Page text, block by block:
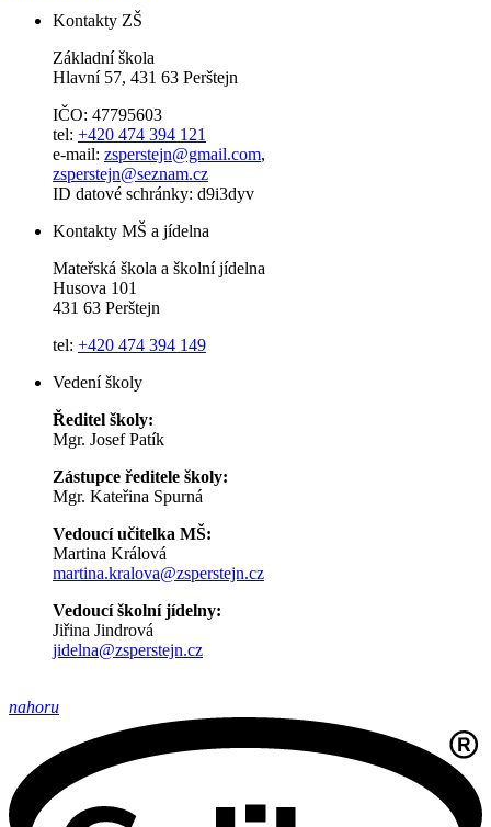
Kontakty ZŠ
Základní škola
Hlavní 57, 431 63 Perštejn
IČO: 47795603
tel: +420 474 394 121
e-mail: zsperstejn@gmail.com,
zsperstejn@seznam.cz
ID datové schránky: d9i3dyv
Kontakty MŠ a jídelna
Mateřská škola a školní jídelna
Husova 101
431 63 Perštejn
tel: +420 474 394 149
Vedení školy
Ředitel školy:
Mgr. Josef Patík
Zástupce ředitele školy:
Mgr. Kateřina Spurná
Vedoucí učitelka MŠ:
Martina Králová
martina.kralova@zsperstejn.cz
Vedoucí školní jídelny:
Jiřina Jindrová
jidelna@zsperstejn.cz
nahoru